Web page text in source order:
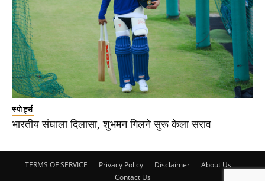
स्पोर्ट्स
भारतीय संघाला दिलासा, शुभमन गिलने सुरू केला सराव
TERMS OF SERVICE Privacy Policy Disclaimer
About Us
Contact Us